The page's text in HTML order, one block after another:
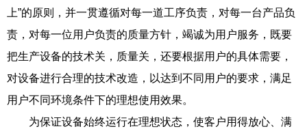
上”的原则，并一贯遵循对每一道工序负责，对每一台产品负
责，对每一位用户负责的质量方针，竭诚为用户服务，既要
把生产设备的技术关，质量关，还要根据用户的具体需要，
对设备进行合理的技术改造，以达到不同用户的要求，满足
用户不同环境条件下的理想使用效果。
为保证设备始终运行在理想状态，使客户用得放心、满